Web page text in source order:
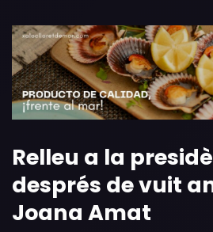
Relleu a la
després de vuit
Joana Amat